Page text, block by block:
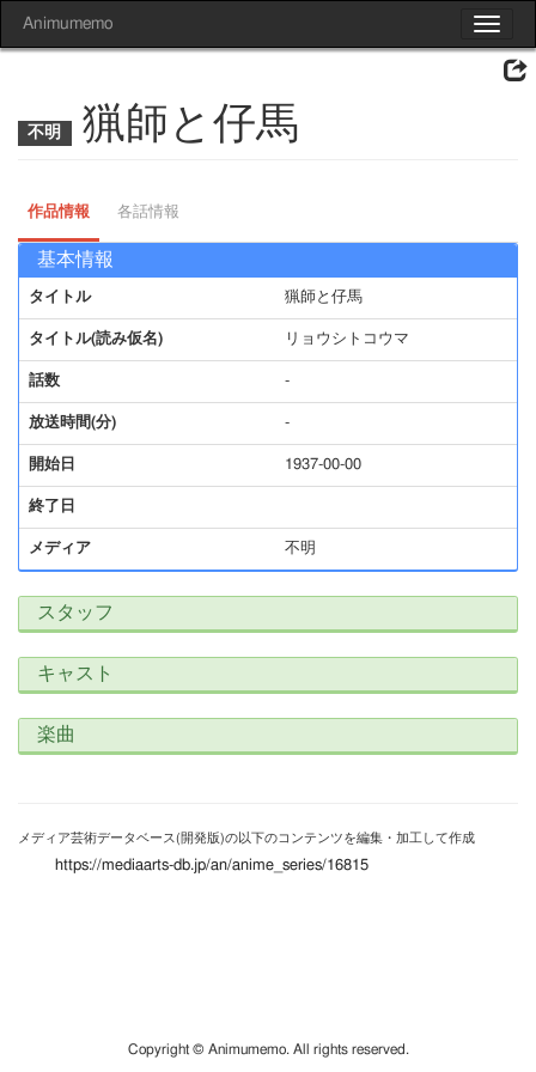
Toggle
Animumemo
猟師と仔馬
作品情報 各話情報
基本情報
タイトル 猟師と仔馬
タイトル(読み仮名) リョウシトコウマ
話数 -
放送時間(分) -
開始日 1937-00-00
終了日
メディア 不明
スタッフ
キャスト
楽曲
メディア芸術データベース(開発版)の以下のコンテンツを編集・加工して作成
https://mediaarts-db.jp/an/anime_series/16815
Copyright © Animumemo. All rights reserved.